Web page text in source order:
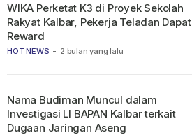
HOT NEWS - 2 bulan yang lalu
WIKA Perketat K3 di Proyek Sekolah
Rakyat Kalbar, Pekerja Teladan Dapat
Reward
Nama Budiman Muncul dalam
Investigasi LI BAPAN Kalbar terkait
Dugaan Jaringan Aseng